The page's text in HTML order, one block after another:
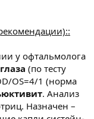
у офтальмолога
(по тесту
OS=4/1 (норма
. Анализ
Назначен –